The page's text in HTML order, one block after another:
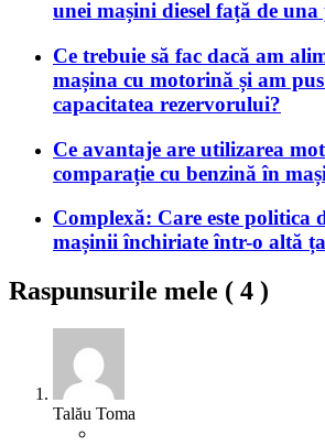
unei mașini diesel față de una
Ce trebuie să fac dacă am
mașina cu motorină și am
capacitatea rezervorului?
Ce avantaje are utilizarea
comparație cu benzină în
Complexă: Care este politica
mașinii închiriate într-o altă
Raspunsurile mele ( 4 )
Talău Toma